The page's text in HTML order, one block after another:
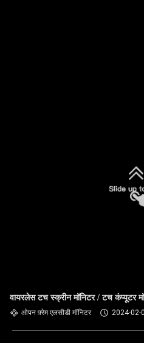
वायरलेस टच स्क्रीन मॉनिटर / टच कंप्यूटर
ओपन फ़्रेम एलसीडी मॉनिटर 2024-02-